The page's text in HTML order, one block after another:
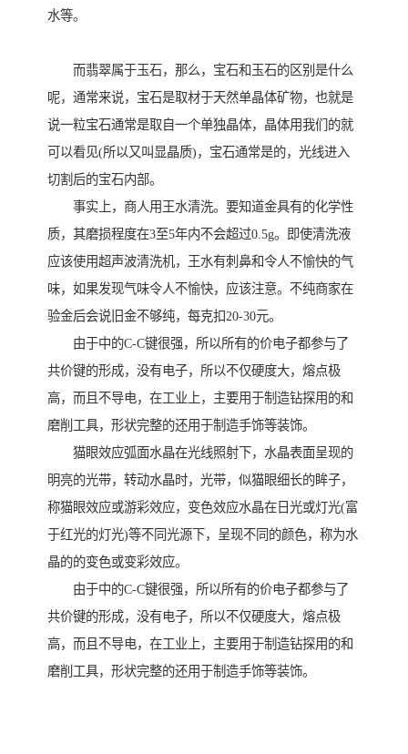
水等。
而翡翠属于玉石，那么，宝石和玉石的区别是什么
呢，通常来说，宝石是取材于天然单晶体矿物，也就是
说一粒宝石通常是取自一个单独晶体，晶体用我们的就
可以看见(所以又叫显晶质)，宝石通常是的，光线进入
切割后的宝石内部。
事实上，商人用王水清洗。要知道金具有的化学性
质，其磨损程度在3至5年内不会超过0.5g。即使清洗液
应该使用超声波清洗机，王水有刺鼻和令人不愉快的气
味，如果发现气味令人不愉快，应该注意。不纯商家在
验金后会说旧金不够纯，每克扣20-30元。
由于中的C-C键很强，所以所有的价电子都参与了
共价键的形成，没有电子，所以不仅硬度大，熔点极
高，而且不导电，在工业上，主要用于制造钻探用的和
磨削工具，形状完整的还用于制造手饰等装饰。
猫眼效应弧面水晶在光线照射下，水晶表面呈现的
明亮的光带，转动水晶时，光带，似猫眼细长的眸子，
称猫眼效应或游彩效应，变色效应水晶在日光或灯光(富
于红光的灯光)等不同光源下，呈现不同的颜色，称为水
晶的的变色或变彩效应。
由于中的C-C键很强，所以所有的价电子都参与了
共价键的形成，没有电子，所以不仅硬度大，熔点极
高，而且不导电，在工业上，主要用于制造钻探用的和
磨削工具，形状完整的还用于制造手饰等装饰。